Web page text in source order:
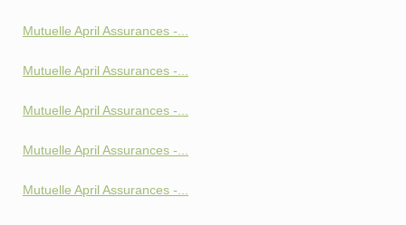
Mutuelle April Assurances -...
Mutuelle April Assurances -...
Mutuelle April Assurances -...
Mutuelle April Assurances -...
Mutuelle April Assurances -...